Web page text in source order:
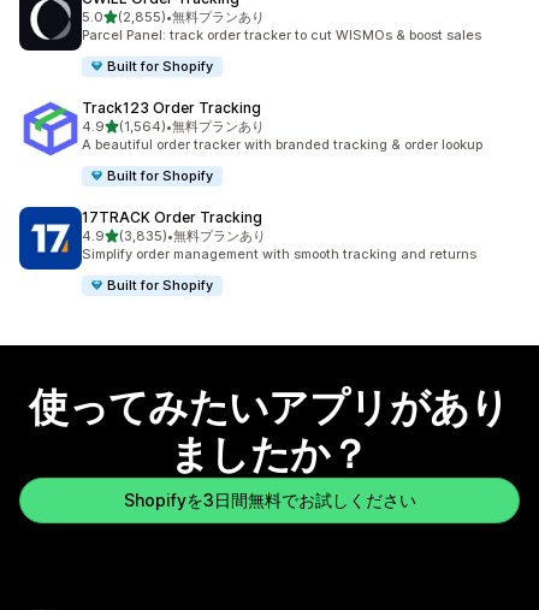
5.05つ星中
(2,855)
合計レビュー数：2855件
•無料プランあり
Parcel Panel: track order tracker to cut WISMOs & boost sales
Built for Shopify
Track123 Order Tracking
4.95つ星中
(1,564)
合計レビュー数：1564件
•無料プランあり
A beautiful order tracker with branded tracking & order lookup
Built for Shopify
17TRACK Order Tracking
4.95つ星中
(3,835)
合計レビュー数：3835件
•無料プランあり
Simplify order management with smooth tracking and returns
Built for Shopify
使ってみたいアプリがあり
ましたか？
Shopifyを3日間無料でお試しください